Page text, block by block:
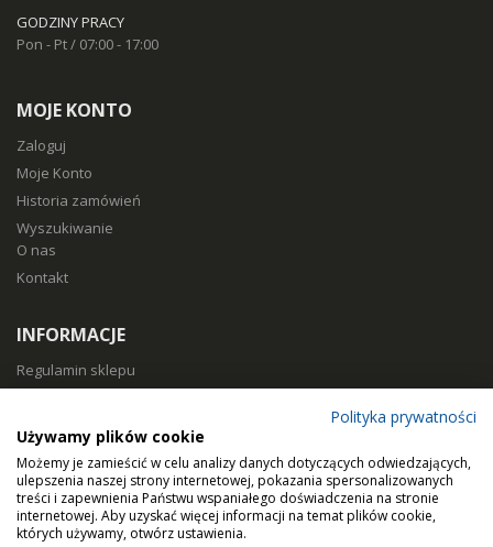
GODZINY PRACY
Pon - Pt / 07:00 - 17:00
MOJE KONTO
Zaloguj
Moje Konto
Historia zamówień
Wyszukiwanie
O nas
Kontakt
INFORMACJE
Regulamin sklepu
Koszty i czas dostawy
Zwroty i reklamacje
Klasy filtracji
Dobierz filtry
Polityka prywatności
Używamy plików cookie
Możemy je zamieścić w celu analizy danych dotyczących odwiedzających,
ulepszenia naszej strony internetowej, pokazania spersonalizowanych
treści i zapewnienia Państwu wspaniałego doświadczenia na stronie
internetowej. Aby uzyskać więcej informacji na temat plików cookie,
których używamy, otwórz ustawienia.